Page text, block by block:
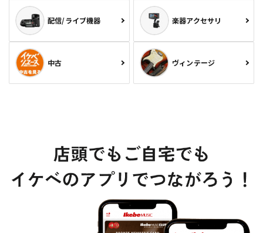
配信/ライブ機器 楽器アクセサリ
中古 ヴィンテージ